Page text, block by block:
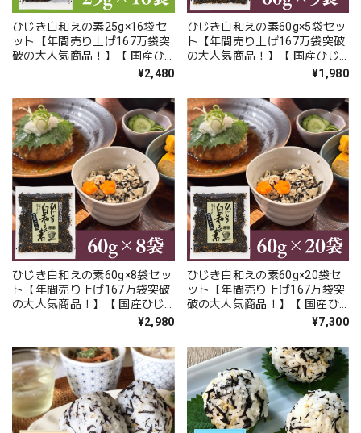
ひじき白和えの素25g×16袋セ
ット【年間売り上げ167万袋突
破の大人気商品！】【 国産ひ
じき使用】【ポスト投函】¥2,480
ひじき白和えの素60g×5袋セッ
ト【年間売り上げ167万袋突破
の大人気商品！】【 国産ひじ
き使用】【ポスト投函】¥1,980
ひじき白和えの素60g×8袋セッ
ト【年間売り上げ167万袋突破
の大人気商品！】【 国産ひじ
き使用】【ポスト投函】¥2,980
ひじき白和えの素60g×20袋セ
ット【年間売り上げ167万袋突
破の大人気商品！】【 国産ひ
じき使用】【レターパックプラ
¥7,300